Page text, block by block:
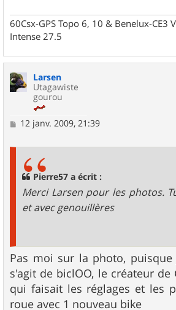
60Csx-GPS Topo 6, 10 & Benelux-CE3
Intense 27.5
Larsen
Utagawiste
gourou
M12 janv. 2009, 21:39
Pierre57 a écrit :
Merci Larsen pour les photos.
et avec genouillères
Pas moi sur la photo,
s'agit de biclOO, le créateur de
qui faisait les réglages et les
roue avec 1 nouveau bike